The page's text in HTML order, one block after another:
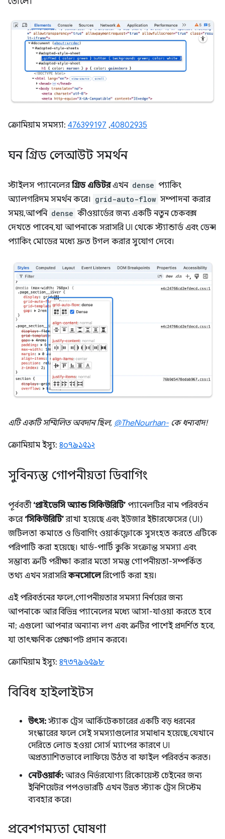
ক্রোমিয়াম সমস্যা: 476399197 ,40802935
ঘন গ্রিড লেআউট সমর্থন
স্টাইলস প্যানেলেরগ্রিড এডিটরএখন dense প্যাকিং
অ্যালগরিদম সমর্থন করে। grid-auto-flow সম্পাদনা করার
সময়, আপনি dense কীওয়ার্ডের জন্য একটি নতুন চেকবক্স
দেখতে পাবেন, যা আপনাকে সরাসরি UI থেকে স্ট্যান্ডার্ড এবং ডেন্স
প্যাকিং মোডের মধ্যে দ্রুত টগল করার সুযোগ দেবে।
এটি একটি সম্মিলিত অবদান ছিল, @TheNourhan-কে ধন্যবাদ!
ক্রোমিয়াম ইস্যু: ৪০৭৯১৫১২
সুবিন্যস্ত গোপনীয়তা ডিবাগিং
পূর্ববর্তী ‘প্রাইভেসি অ্যান্ড সিকিউরিটি’ প্যানেলটির নাম পরিবর্তন
করে ‘সিকিউরিটি’রাখা হয়েছে এবং ইউজার ইন্টারফেসের (UI)
জটিলতা কমাতে ও ডিবাগিং ওয়ার্কফ্লোকে সুসংহত করতে এটিকে
পরিপাটি করা হয়েছে। থার্ড-পার্টি কুকি সংক্রান্ত সমস্যা এবং
সম্ভাব্য ত্রুটি পরীক্ষা করার মতো সমস্ত গোপনীয়তা-সম্পর্কিত
তথ্য এখন সরাসরিকনসোলেরিপোর্ট করা হয়।
এই পরিবর্তনের ফলে, গোপনীয়তার সমস্যা নির্ণয়ের জন্য
আপনাকে আর বিভিন্ন প্যানেলের মধ্যে আসা-যাওয়া করতে হবে
না; এগুলো আপনার অন্যান্য লগ এবং ত্রুটির পাশেই প্রদর্শিত হবে,
যা তাৎক্ষণিক প্রেক্ষাপট প্রদান করবে।
ক্রোমিয়াম ইস্যু: ৪৭৩৭৯৬৫৯৮
বিবিধ হাইলাইটস
উৎস:স্ট্যাক ট্রেস আর্কিটেকচারের একটি বড় ধরনের
সংস্কারের ফলে সেই সমস্যাগুলোর সমাধান হয়েছে, যেখানে
দেরিতে লোড হওয়া সোর্স ম্যাপের কারণে UI
অপ্রত্যাশিতভাবে লাফিয়ে উঠত বা ফাইল পরিবর্তন করত।
নেটওয়ার্ক: আরও নির্ভরযোগ্য রিকোয়েস্ট চেইনের জন্য
ইনিশিয়েটর পপওভারটি এখন উন্নত স্ট্যাক ট্রেস সিস্টেম
ব্যবহার করে।
প্রবেশগম্যতা ঘোষণা